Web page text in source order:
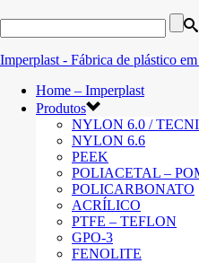
Home – Imperplast
Produtos
NYLON 6.0 /
NYLON 6.6
PEEK
POLIACETAL –
POLICARBONATO
ACRÍLICO
PTFE – TEFLON
GPO-3
FENOLITE